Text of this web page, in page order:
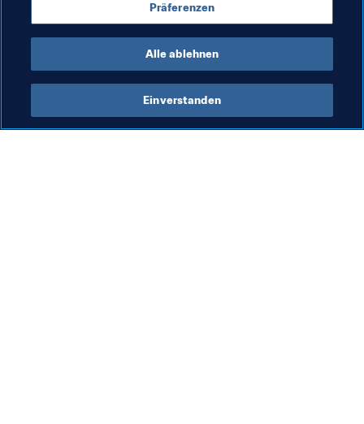
Organisation
Präferenzen
Alle ablehnen
Einverstanden